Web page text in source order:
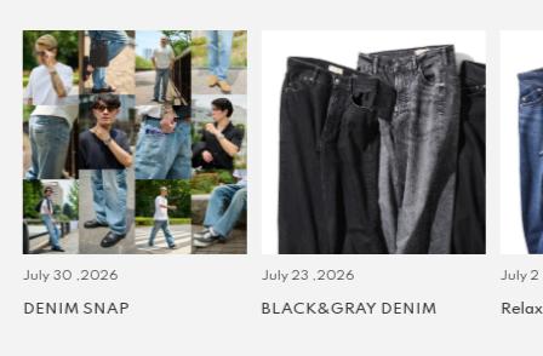
July 30 ,2026
DENIM SNAP
July 23 ,2026
BLACK&GRAY DENIM
July 2
Relax